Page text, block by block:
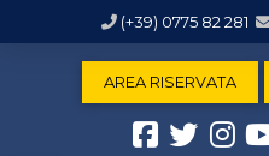
(+39) 0775 82 281
AREA RISERVATA